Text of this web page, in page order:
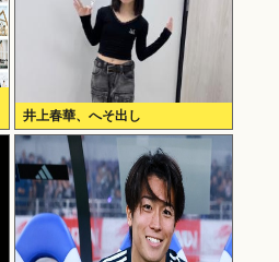
井上春華、へそ出し